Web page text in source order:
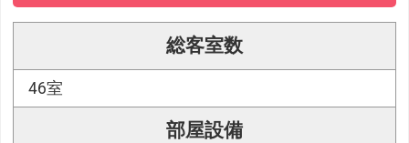
総客室数
46室
部屋設備